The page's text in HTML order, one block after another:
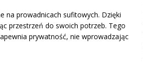
na prowadnicach sufitowych. Dzięki
przestrzeń do swoich potrzeb. Tego
prywatność, nie wprowadzając